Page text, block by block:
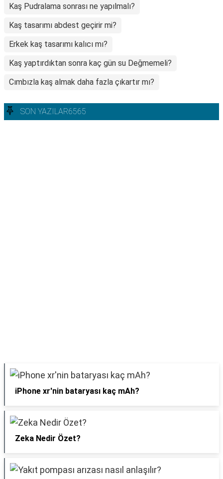
Kaş Pudralama sonrası ne yapılmalı?
Kaş tasarımı abdest geçirir mi?
Erkek kaş tasarımı kalıcı mı?
Kaş yaptırdıktan sonra kaç gün su Değmemeli?
Cımbızla kaş almak daha fazla çıkartır mı?
SON YAZILAR6565
iPhone xr'nin bataryası kaç mAh?
Zeka Nedir Özet?